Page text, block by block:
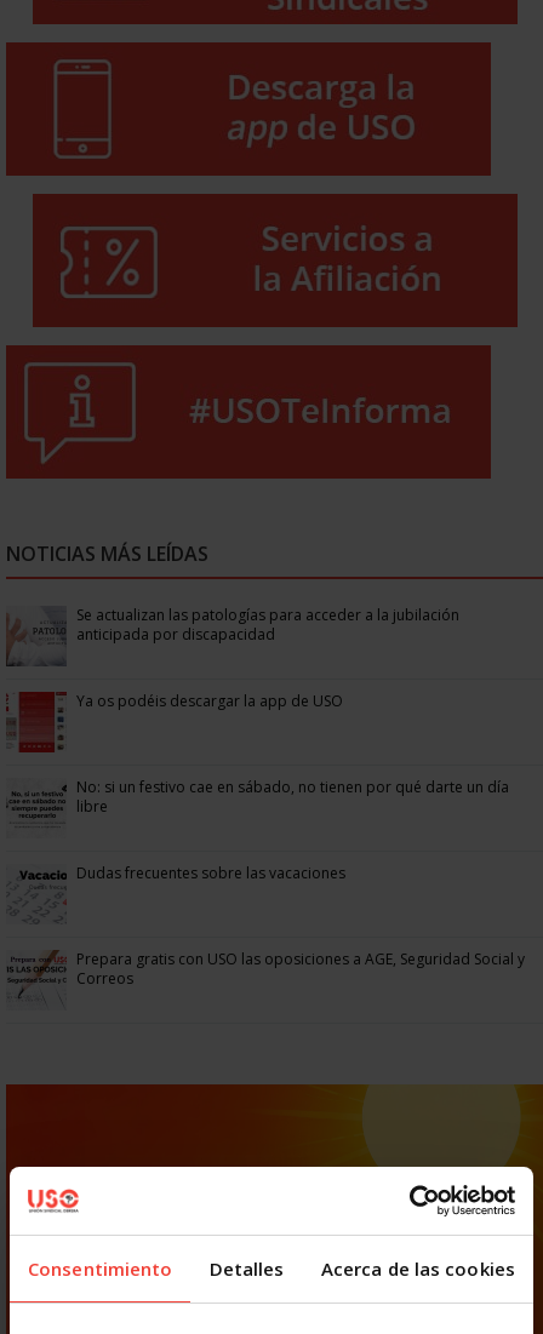
Consentimiento Detalles Acerca de las cookies
NOTICIAS MÁS LEÍDAS
Se actualizan las patologías para acceder a la jubilación
anticipada por discapacidad
Ya os podéis descargar la app de USO
No: si un festivo cae en sábado, no tienen por qué darte un día
libre
Dudas frecuentes sobre las vacaciones
Prepara gratis con USO las oposiciones a AGE, Seguridad Social y
Correos